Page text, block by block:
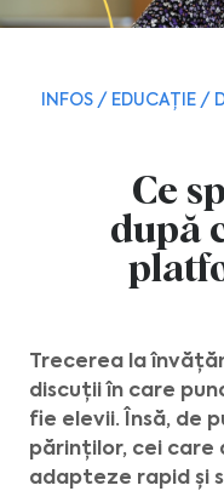
INFOS / EDUCAȚIE /
Ce
după
Trecerea la
discuții în care
fie elevii. Însă, de
părinților, cei care
adapteze rapid și